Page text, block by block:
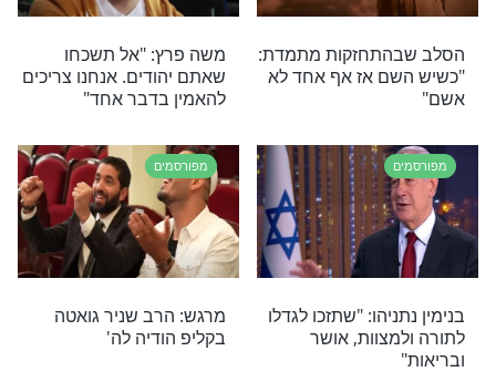
נכדתו של הרב
לעולמה
מפורסמים
שבת IN: שחקני הכדורגל
קוראים לשמור שבת ולא
לקיים בה משחקים